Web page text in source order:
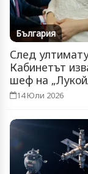
България
След
Кабинетът
шеф на
14 Юли 2026